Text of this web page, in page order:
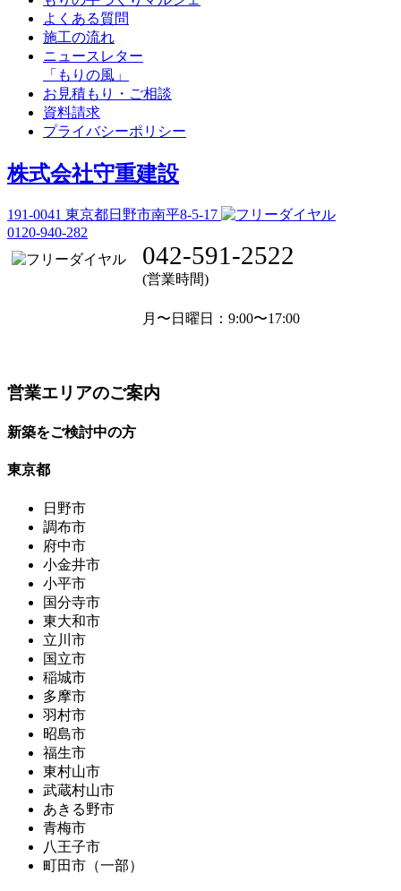
よくある質問
施工の流れ
ニュースレター
「もりの風」
お見積もり・ご相談
資料請求
プライバシーポリシー
株式会社守重建設
191-0041 東京都日野市南平8-5-17
0120-940-282
042-591-2522
(営業時間)
月〜日曜日 ：9:00〜17:00
営業エリアのご案内
新築をご検討中の方
東京都
日野市
調布市
府中市
小金井市
小平市
国分寺市
東大和市
立川市
国立市
稲城市
多摩市
羽村市
昭島市
福生市
東村山市
武蔵村山市
あきる野市
青梅市
八王子市
町田市（一部）